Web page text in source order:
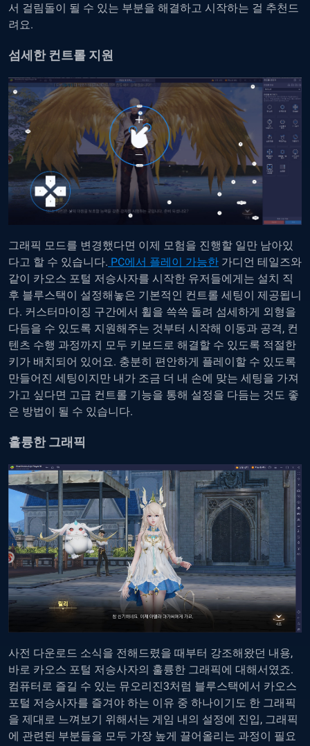
서 걸림돌이 될 수 있는 부분을 해결하고 시작하는 걸 추천드
려요.
섬세한 컨트롤 지원
그래픽 모드를 변경했다면 이제 모험을 진행할 일만 남아있
다고 할 수 있습니다. PC에서 플레이 가능한 가디언 테일즈와
같이 카오스 포털 저승사자를 시작한 유저들에게는 설치 직
후 블루스택이 설정해놓은 기본적인 컨트롤 세팅이 제공됩니
다. 커스터마이징 구간에서 휠을 쓱쓱 돌려 섬세하게 외형을
다듬을 수 있도록 지원해주는 것부터 시작해 이동과 공격, 컨
텐츠 수행 과정까지 모두 키보드로 해결할 수 있도록 적절한
키가 배치되어 있어요. 충분히 편안하게 플레이할 수 있도록
만들어진 세팅이지만 내가 조금 더 내 손에 맞는 세팅을 가져
가고 싶다면 고급 컨트롤 기능을 통해 설정을 다듬는 것도 좋
은 방법이 될 수 있습니다.
훌륭한 그래픽
사전 다운로드 소식을 전해드렸을 때부터 강조해왔던 내용,
바로 카오스 포털 저승사자의 훌륭한 그래픽에 대해서였죠.
컴퓨터로 즐길 수 있는 뮤오리진3처럼 블루스택에서 카오스
포털 저승사자를 즐겨야 하는 이유 중 하나이기도 한 그래픽
을 제대로 느껴보기 위해서는 게임 내의 설정에 진입, 그래픽
에 관련된 부분들을 모두 가장 높게 끌어올리는 과정이 필요